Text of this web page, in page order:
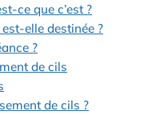
ce que c’est ?
elle destinée ?
?
de cils
de cils ?